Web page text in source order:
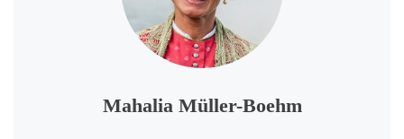
Mahalia Müller-Boehm